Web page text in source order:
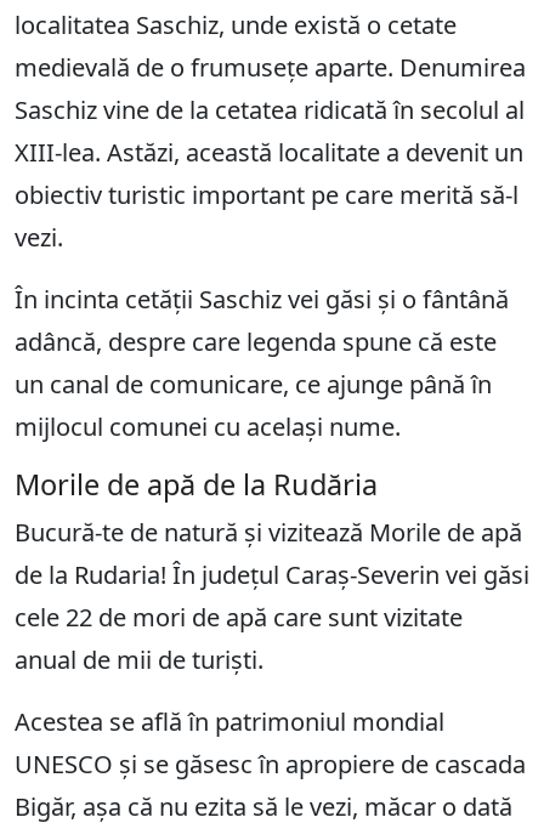
localitatea Saschiz, unde există o cetate
medievală de o frumusețe aparte. Denumirea
Saschiz vine de la cetatea ridicată în secolul al
XIII-lea. Astăzi, această localitate a devenit un
obiectiv turistic important pe care merită să-l
vezi.
În incinta cetății Saschiz vei găsi și o fântână
adâncă, despre care legenda spune că este
un canal de comunicare, ce ajunge până în
mijlocul comunei cu același nume.
Morile de apă de la Rudăria
Bucură-te de natură și vizitează Morile de apă
de la Rudaria! În județul Caraș-Severin vei găsi
cele 22 de mori de apă care sunt vizitate
anual de mii de turiști.
Acestea se află în patrimoniul mondial
UNESCO și se găsesc în apropiere de cascada
Bigăr, așa că nu ezita să le vezi, măcar o dată